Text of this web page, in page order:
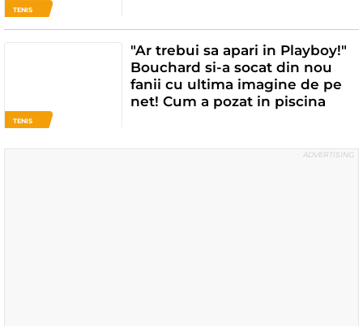
TENIS
TENIS
"Ar trebui sa apari in Playboy!"
Bouchard si-a socat din nou
fanii cu ultima imagine de pe
net! Cum a pozat in piscina